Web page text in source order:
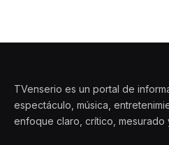
TVenserio es un portal de
espectáculo, música,
enfoque claro, crítico, mesurado